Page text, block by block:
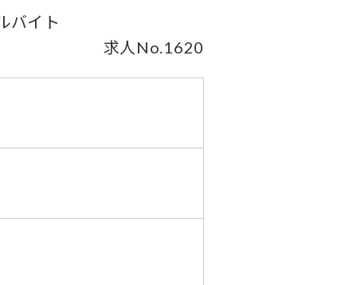
バイト
求人No.1620